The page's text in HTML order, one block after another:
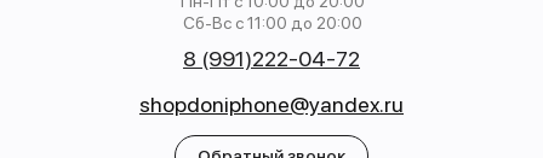
Сб-Вс с 11:00 до 20:00
8 (991)222-04-72
shopdoniphone@yandex.ru